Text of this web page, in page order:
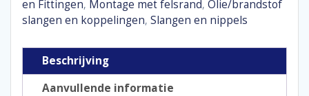
mm
aantal
en Fittingen, Montage met felsrand, Olie/brandstof
slangen en koppelingen, Slangen en nippels
Beschrijving
Aanvullende informatie